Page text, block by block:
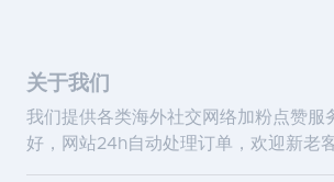
关于我们
我们提供各类海外社交网络加粉点赞服
好，网站24h自动处理订单，欢迎新老